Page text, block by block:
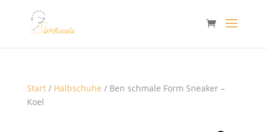
Start/ Halbschuhe / Ben schmale Form Sneaker –
Koel